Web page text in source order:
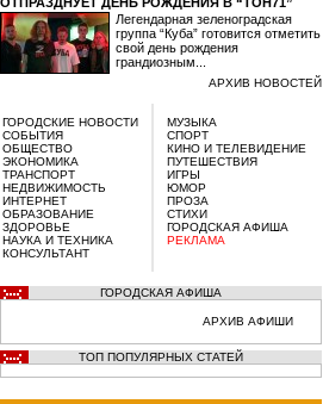
Легендарная зеленоградская
группа “Куба” готовится отметить
свой день рождения
грандиозным...
АРХИВ НОВОСТЕЙ
ГОРОДСКИЕ НОВОСТИ
СОБЫТИЯ
ОБЩЕСТВО
ЭКОНОМИКА
ТРАНСПОРТ
НЕДВИЖИМОСТЬ
ИНТЕРНЕТ
ОБРАЗОВАНИЕ
ЗДОРОВЬЕ
НАУКА И ТЕХНИКА
КОНСУЛЬТАНТ
МУЗЫКА
СПОРТ
КИНО И ТЕЛЕВИДЕНИЕ
ПУТЕШЕСТВИЯ
ИГРЫ
ЮМОР
ПРОЗА
СТИХИ
ГОРОДСКАЯ АФИША
РЕКЛАМА
ГОРОДСКАЯ АФИША
АРХИВ АФИШИ
ТОП ПОПУЛЯРНЫХ СТАТЕЙ